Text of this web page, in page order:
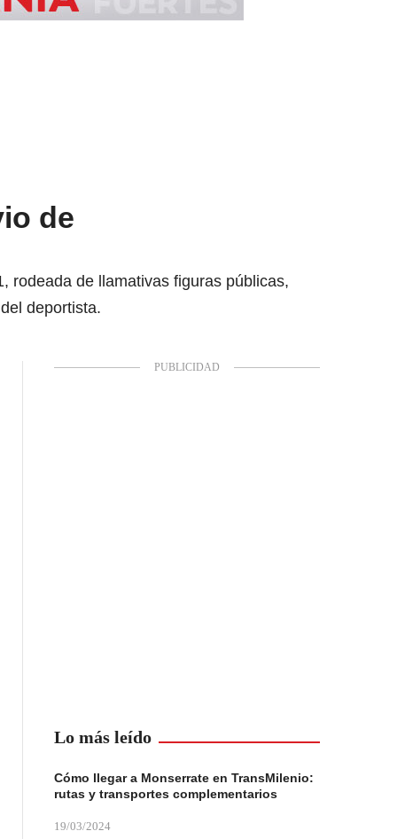
de
rodeada de llamativas figuras públicas,
deportista.
Lo más leído
Cómo llegar a Monserrate en TransMilenio:
rutas y transportes complementarios
19/03/2024